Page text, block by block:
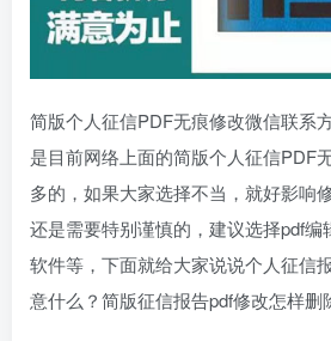
简版个人征信PDF无痕修改微信联系
是目前网络上面的简版个人征信PDF
多的，如果大家选择不当，就好影响
还是需要特别谨慎的，建议选择pdf编
软件等，下面就给大家说说个人征信
意什么？简版征信报告pdf修改怎样删